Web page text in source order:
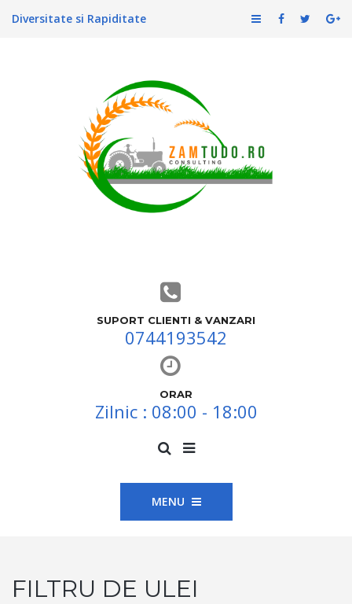
Diversitate si Rapiditate
SUPORT CLIENTI & VANZARI
0744193542
ORAR
Zilnic : 08:00 - 18:00
MENU
FILTRU DE ULEI